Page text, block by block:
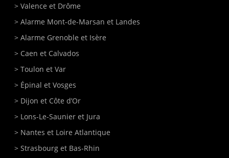
>Valence et Drôme
>Alarme Mont-de-Marsan et Landes
>Alarme Grenoble et Isère
> Caen et Calvados
>Toulon et Var
> Épinal et Vosges
> Dijon et Côte d’Or
> Lons-Le-Saunier et Jura
> Nantes et Loire Atlantique
>Strasbourg et Bas-Rhin